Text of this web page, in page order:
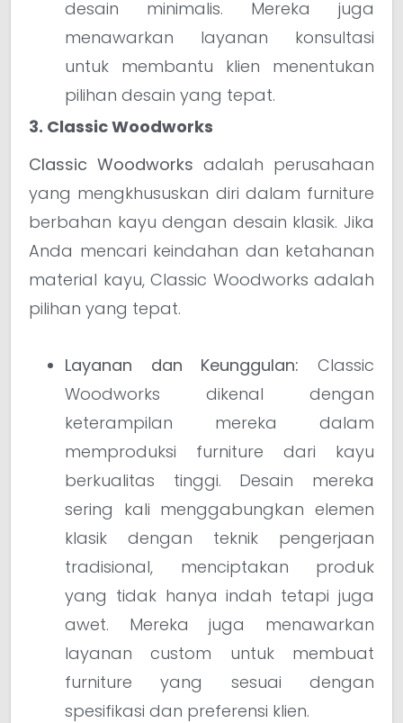
desain minimalis. Mereka juga
menawarkan layanan konsultasi
untuk membantu klien menentukan
pilihan desain yang tepat.
3. Classic Woodworks
Classic Woodworks adalah perusahaan
yang mengkhususkan diri dalam furniture
berbahan kayu dengan desain klasik. Jika
Anda mencari keindahan dan ketahanan
material kayu, Classic Woodworks adalah
pilihan yang tepat.
Layanan dan Keunggulan: Classic
Woodworks dikenal dengan
keterampilan mereka dalam
memproduksi furniture dari kayu
berkualitas tinggi. Desain mereka
sering kali menggabungkan elemen
klasik dengan teknik pengerjaan
tradisional, menciptakan produk
yang tidak hanya indah tetapi juga
awet. Mereka juga menawarkan
layanan custom untuk membuat
furniture yang sesuai dengan
spesifikasi dan preferensi klien.